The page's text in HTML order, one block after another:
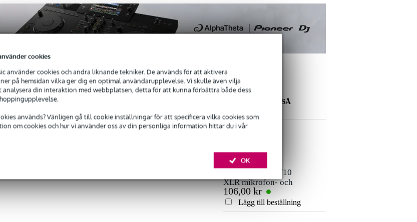
cookies
använder cookies och andra liknande tekniker. De används för att aktivera
på hemsidan vilka ger dig en optimal användarupplevelse. Vi skulle även vilja
analysera din interaktion med webbplatsen, detta för att kunna förbättra både dess
används? Vänligen gå till cookie inställningar för att specificera vilka cookies som
om cookies och hur vi använder oss av din personliga information hittar du i vår
OK
Smeknamn
Betyg
Det finns ännu inga recensioner för denna produkt.
ANDRA KÖPTE OCKSÅ
Devine MIC100/10
XLR mikrofon- och
signalkabel 10
meter
106,00 kr
Lägg till beställning